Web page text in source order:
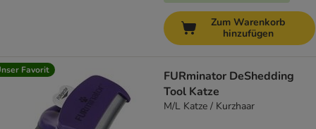
Zum Warenkorb
hinzufügen
Favorit
FURminator DeShedding
Tool Katze
M/L Katze / Kurzhaar